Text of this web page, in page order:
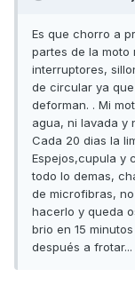
Es que chorro a
partes de la moto
interruptores,
de circular ya
deforman. . Mi
agua, ni lavada y
Cada 20 dias la
Espejos,cupula y
todo lo demas,
de microfibras,
hacerlo y queda
brio en 15
después a frotar...